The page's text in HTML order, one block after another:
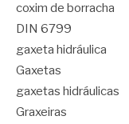
coxim de borracha
DIN 6799
gaxeta hidráulica
Gaxetas
gaxetas hidráulicas
Graxeiras